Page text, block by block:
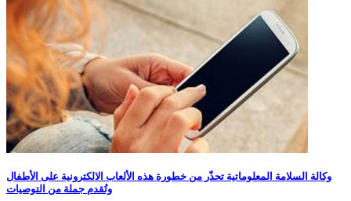
وكالة السلامة المعلوماتية تحذّر من خطورة هذه الألعاب الالكترونية على الأطفال
وتُقدم جملة من التوصيات